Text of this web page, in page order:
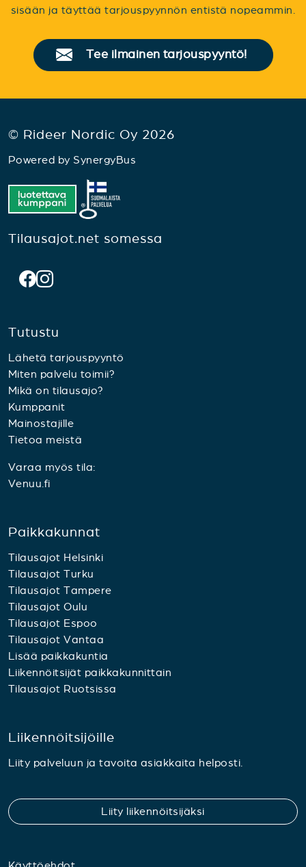
sisään ja täyttää tarjouspyynnön entistä nopeammin.
Tee ilmainen tarjouspyyntö!
© Rideer Nordic Oy 2026
Powered by SynergyBus
Tilausajot.net somessa
Tutustu
Lähetä tarjouspyyntö
Miten palvelu toimii?
Mikä on tilausajo?
Kumppanit
Mainostajille
Tietoa meistä
Varaa myös tila:
Venuu.fi
Paikkakunnat
Tilausajot Helsinki
Tilausajot Turku
Tilausajot Tampere
Tilausajot Oulu
Tilausajot Espoo
Tilausajot Vantaa
Lisää paikkakuntia
Liikennöitsijät paikkakunnittain
Tilausajot Ruotsissa
Liikennöitsijöille
Liity palveluun ja tavoita asiakkaita helposti.
Liity liikennöitsijäksi